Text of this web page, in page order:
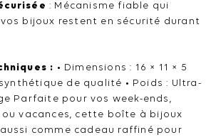
: Mécanisme fiable qui
bijoux restent en sécurité durant
: • Dimensions : 16 × 11 × 5
de qualité • Poids : Ultra-
Parfaite pour vos week-ends,
ou vacances, cette boîte à bijoux
comme cadeau raffiné pour